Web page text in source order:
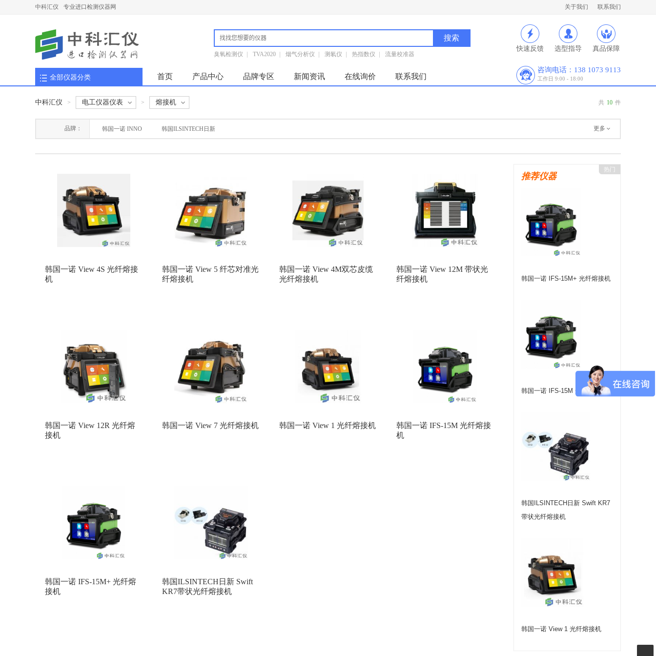
中科汇仪 专业进口检测仪器网 关于我们 联系我们
快速反馈 选型指导 真品保障
臭氧检测仪 TVA2020 烟气分析仪 测氡仪 热指数仪 流量校准器
首页 产品中心 品牌专区 新闻资讯 在线询价 联系我们
咨询电话：138 1073 9113
工作日 9:00 - 18:00
全部仪器分类
共 10 件
中科汇仪 > 电工仪器仪表 > 熔接机
品牌： 韩国一诺 INNO 韩国ILSINTECH日新 更多
韩国一诺 View 4S 光纤熔接
机
韩国一诺 View 5 纤芯对准光
纤熔接机
韩国一诺 View 4M双芯皮缆
光纤熔接机
韩国一诺 View 12M 带状光
纤熔接机
韩国一诺 View 12R 光纤熔
接机
韩国一诺 View 7 光纤熔接机 韩国一诺 View 1 光纤熔接机
韩国一诺 IFS-15M 光纤熔接
机
韩国一诺 IFS-15M+ 光纤熔
接机
韩国ILSINTECH日新 Swift
KR7带状光纤熔接机
热门
推荐仪器
韩国一诺 IFS-15M+ 光纤熔接机
韩国一诺 IFS-15M 光纤熔接机
韩国ILSINTECH日新 Swift KR7
带状光纤熔接机
韩国一诺 View 1 光纤熔接机